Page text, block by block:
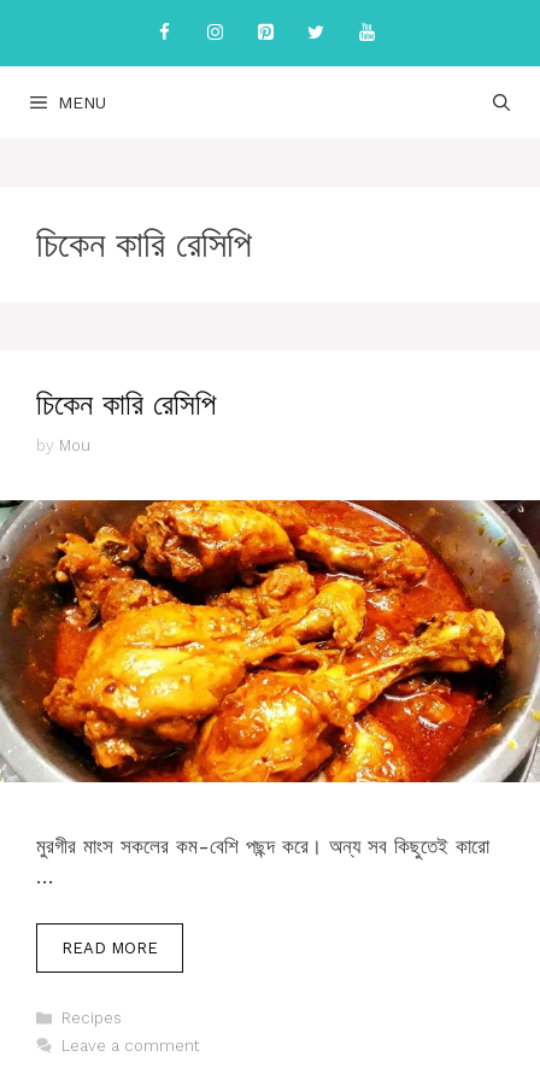
content
MENU
চিকেন কারি রেসিপি
চিকেন কারি রেসিপি
by Mou
মুরগীর মাংস সকলের কম-বেশি পছন্দ করে। অন্য সব কিছুতেই কারো
…
READ MORE
Categories
Recipes
Leave a comment